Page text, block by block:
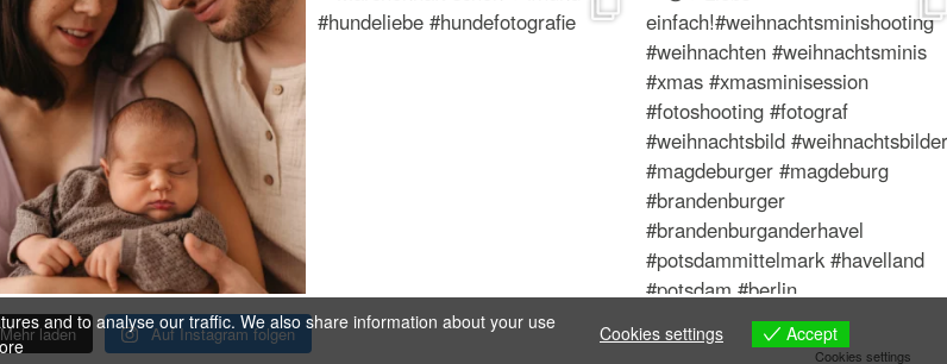
Mehr laden Auf Instagram folgen
and to analyse our traffic. We also share information about your use
Cookies settings Accept
Cookies settings